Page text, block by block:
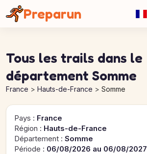
Preparun
Tous les trails dans le
département Somme
France Hauts-de-France Somme
Pays : France
Région : Hauts-de-France
Département : Somme
Période : 06/08/2026 au 06/08/2027
Panneau de gestion des cookies